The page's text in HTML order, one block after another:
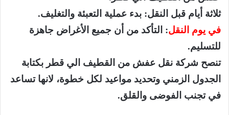
ثلاثة أيام قبل النقل: بدء عملية التعبئة والتغليف.
في يوم النقل: التأكد من أن جميع الأغراض جاهزة
للتسليم.
تنصح شركة نقل عفش من القطيف الي قطر بكتابة
الجدول الزمني وتحديد مواعيد لكل خطوة، لانها تساعد
في تجنب الفوضى والقلق.